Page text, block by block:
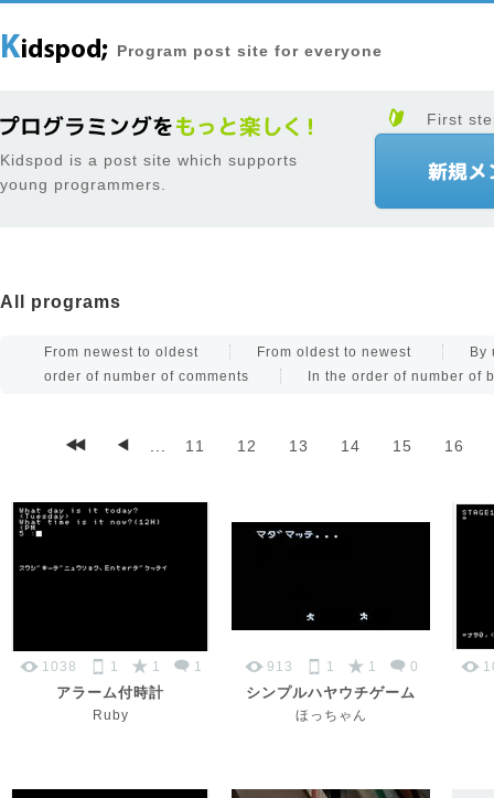
Program post site for everyone
Kidspod is a post site which supports
young programmers.
First
All programs
From newest to oldest From oldest to newest
By
order of number of comments
In the order of number of
11 12 13 14 15 16
1038 1 1 1
アラーム付時計
Ruby
913 1 1 0
シンプルハヤウチゲーム
ほっちゃん